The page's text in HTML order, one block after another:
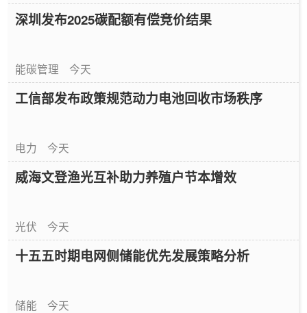
深圳发布2025碳配额有偿竞价结果
能碳管理 今天
工信部发布政策规范动力电池回收市场秩序
电力 今天
威海文登渔光互补助力养殖户节本增效
光伏 今天
十五五时期电网侧储能优先发展策略分析
储能 今天